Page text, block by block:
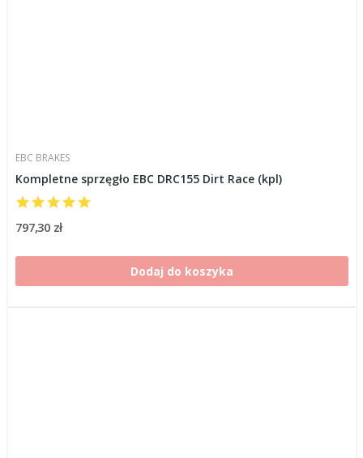
EBC BRAKES
Kompletne sprzęgło EBC DRC155 Dirt Race (kpl)
797,30 zł
Dodaj do koszyka